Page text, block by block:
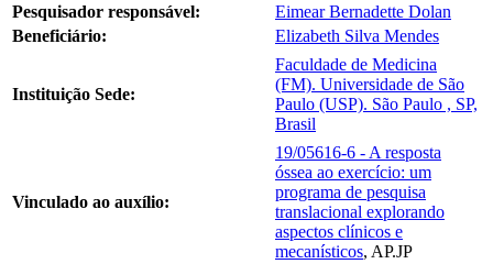
Pesquisador responsável:
Eimear Bernadette Dolan
Beneficiário:
Elizabeth Silva Mendes
Instituição Sede:
Faculdade de Medicina
(FM). Universidade de São
Paulo (USP). São Paulo , SP,
Brasil
Vinculado ao auxílio:
19/05616-6 - A resposta
óssea ao exercício: um
programa de pesquisa
translacional explorando
aspectos clínicos e
mecanísticos, AP.JP